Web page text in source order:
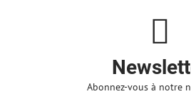
Abonnez-vous à notre